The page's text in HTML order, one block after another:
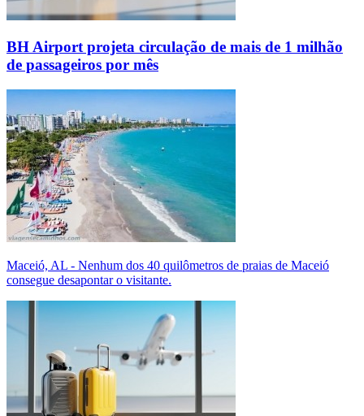
BH Airport projeta circulação de mais de 1 milhão
de passageiros por mês
Maceió, AL - Nenhum dos 40 quilômetros de praias de Maceió
consegue desapontar o visitante.